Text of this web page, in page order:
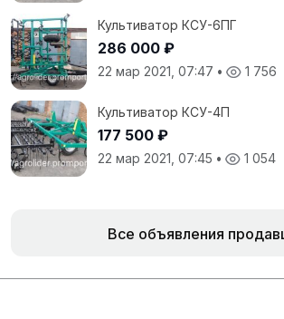
Культиватор КСУ-6ПГ
286 000 ₽
22 мар 2021, 07:47 • 1 756
Культиватор КСУ-4П
177 500 ₽
22 мар 2021, 07:45 • 1 054
Все объявления